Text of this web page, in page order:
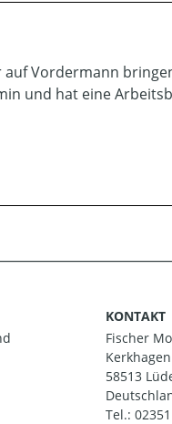
Vordermann
und hat eine
KONTAKT
Fischer
58513
Tel.: